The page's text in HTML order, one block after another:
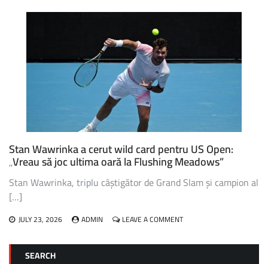
RADUCANU,
US
Stan Wawrinka a cerut wild card pentru US Open:
„Vreau să joc ultima oară la Flushing Meadows”
Stan Wawrinka, triplu câștigător de Grand Slam și campion al
[…]
JULY 23, 2026 ADMIN LEAVE A COMMENTON
SEARCH